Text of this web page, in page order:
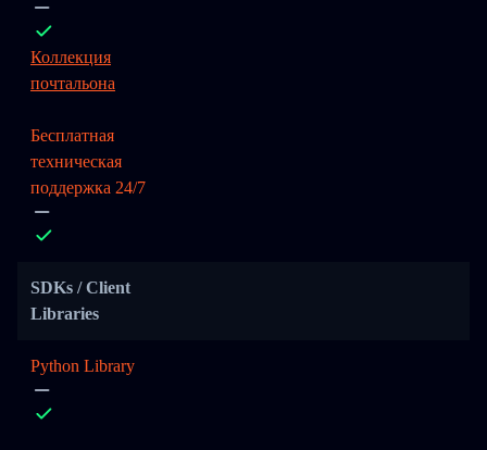
Коллекция
почтальона
Бесплатная
техническая
поддержка 24/7
SDKs / Client
Libraries
Python Library